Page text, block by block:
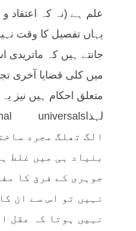
علم ہے (نہ کہ اعتقاد
یہاں تفصیل کا وقت
جانتے ہیں کہ ماتریدی
میں کلی قضایا آخری
متعلق احکام ہیں نیز
الگ تھلگ مجرد
بنیاد ہی میں غلط
جوہری کے فرق کا
نہیں تو اس سے ان
نہیں ہوتا کہ عقل